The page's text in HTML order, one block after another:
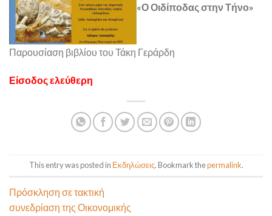
«Ο Οιδίποδας στην Τήνο»
Παρουσίαση βιβλίου του Τάκη Γεράρδη
Είσοδος ελεύθερη
This entry was posted in Εκδηλώσεις. Bookmark thepermalink.
Πρόσκληση σε τακτική
συνεδρίαση της Οικονομικής